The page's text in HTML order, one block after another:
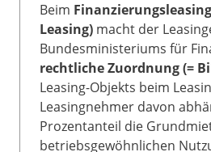
Beim
Leasing) macht der
Bundesministeriums für
rechtliche Zuordnung (=
Leasing-Objekts beim
Leasingnehmer davon
Prozentanteil die
betriebsgewöhnlichen